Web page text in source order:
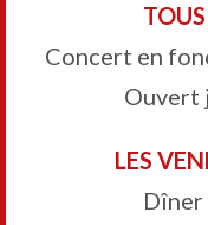
Concert en
Ouvert
LES
Dîner